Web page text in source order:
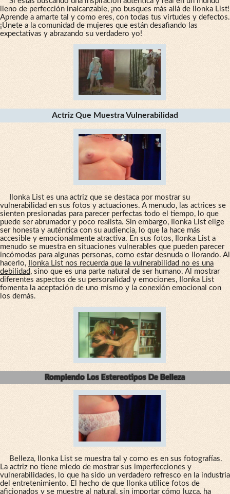
lleno de perfección inalcanzable, ¡no busques más allá de Ilonka List!
Aprende a amarte tal y como eres, con todas tus virtudes y defectos.
¡Únete a la comunidad de mujeres que están desafiando las
expectativas y abrazando su verdadero yo!
Actriz Que Muestra Vulnerabilidad
Ilonka List es una actriz que se destaca por mostrar su
vulnerabilidad en sus fotos y actuaciones. A menudo, las actrices se
sienten presionadas para parecer perfectas todo el tiempo, lo que
puede ser abrumador y poco realista. Sin embargo, Ilonka List elige
ser honesta y auténtica con su audiencia, lo que la hace más
accesible y emocionalmente atractiva. En sus fotos, Ilonka List a
menudo se muestra en situaciones vulnerables que pueden parecer
incómodas para algunas personas, como estar desnuda o llorando. Al
hacerlo,
Ilonka List nos recuerda que la vulnerabilidad no es una
debilidad , sino que es una parte natural de ser humano. Al mostrar
diferentes aspectos de su personalidad y emociones, Ilonka List
fomenta la aceptación de uno mismo y la conexión emocional con
los demás.
Rompiendo Los Estereotipos De Belleza
Belleza, Ilonka List se muestra tal y como es en sus fotografías.
La actriz no tiene miedo de mostrar sus imperfecciones y
vulnerabilidades, lo que ha sido un verdadero refresco en la industria
del entretenimiento. El hecho de que Ilonka utilice fotos de
aficionados y se muestre al natural, sin importar cómo luzca, ha